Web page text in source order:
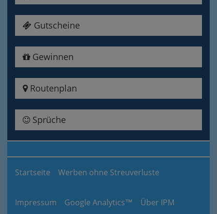
Gutscheine
Gewinnen
Routenplan
Sprüche
Startseite Werben ohne Streuverluste
Impressum Google Analytics™ Über IPM